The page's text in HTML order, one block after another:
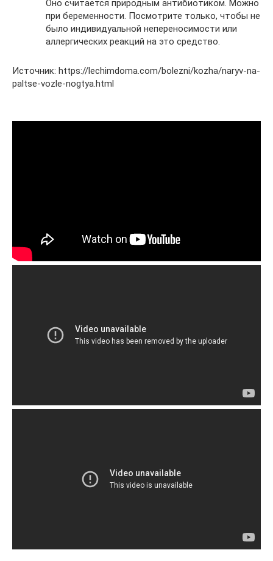
Оно считается природным антибиотиком. Можно
при беременности. Посмотрите только, чтобы не
было индивидуальной непереносимости или
аллергических реакций на это средство.
Источник: https://lechimdoma.com/bolezni/kozha/naryv-na-
paltse-vozle-nogtya.html